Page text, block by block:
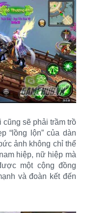
sẽ phải trầm trồ
“lồng lộn” của dàn
ảnh không chỉ thể
hiệp, nữ hiệp mà
một cộng đồng
và đoàn kết đến